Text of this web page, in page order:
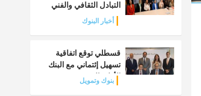
التبادل الثقافي والفني
أخبار البنوك
قسطلي توقع اتفاقية
تسهيل إئتماني مع البنك
الأهلي المصري
بنوك وتمويل